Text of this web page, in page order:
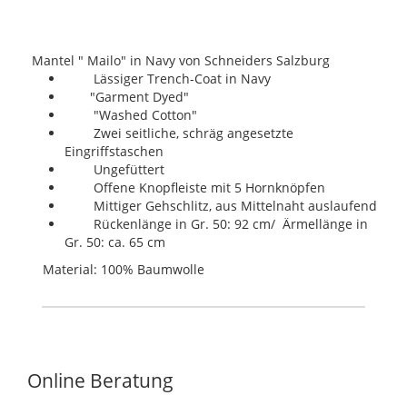
Mantel " Mailo" in Navy von Schneiders Salzburg
Lässiger Trench-Coat in Navy
"Garment Dyed"
"Washed Cotton"
Zwei seitliche, schräg angesetzte
Eingriffstaschen
Ungefüttert
Offene Knopfleiste mit 5 Hornknöpfen
Mittiger Gehschlitz, aus Mittelnaht auslaufend
Rückenlänge in Gr. 50: 92 cm/ Ärmellänge in
Gr. 50: ca. 65 cm
Material: 100% Baumwolle
Online Beratung